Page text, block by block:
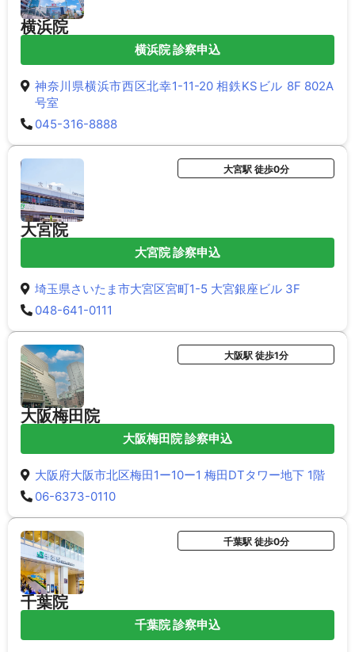
横浜院
横浜院 診察申込
神奈川県横浜市西区北幸1-11-20 相鉄KSビル 8F 802A
号室
045-316-8888
大宮院
大宮駅 徒歩0分
大宮院 診察申込
埼玉県さいたま市大宮区宮町1-5 大宮銀座ビル 3F
048-641-0111
大阪梅田院
大阪駅 徒歩1分
大阪梅田院 診察申込
大阪府大阪市北区梅田1ー10ー1 梅田DTタワー地下 1階
06-6373-0110
千葉院
千葉駅 徒歩0分
千葉院 診察申込